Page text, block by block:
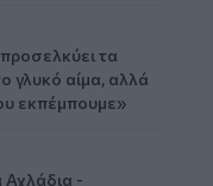
τα
γλυκό αίμα, αλλά
εκπέμπουμε»
Αχλάδια -